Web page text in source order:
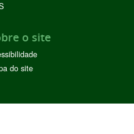
o site
do site